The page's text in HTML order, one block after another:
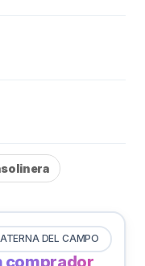
DEL CAMPO
comprador